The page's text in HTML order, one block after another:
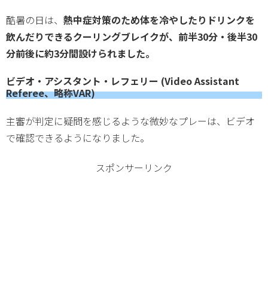
酷暑の日は、 熱中症対策のため体を冷やしたりドリンクを
飲んだりできるクーリングブレイクが、前半30分・後半30
分前後に約3分間設けられました。
ビデオ・アシスタント・レフェリー (Video Assistant
Referee、略称VAR)
主審が判定に疑問を感じるような微妙なプレーは、ビデオ
で確認できるようになりました。
スポンサーリンク